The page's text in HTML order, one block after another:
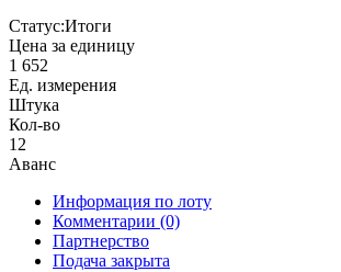
Статус:Итоги
Цена за единицу
1 652
Ед. измерения
Штука
Кол-во
12
Аванс
Информация по лоту
Комментарии (0)
Партнерство
Подача закрыта